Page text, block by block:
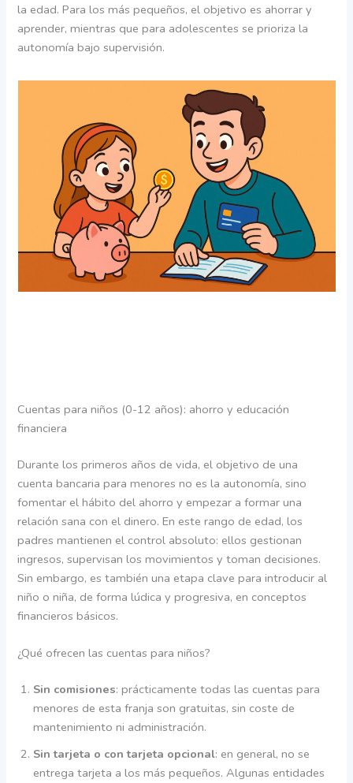
la edad. Para los más pequeños, el objetivo es ahorrar y
aprender, mientras que para adolescentes se prioriza la
autonomía bajo supervisión.
Cuentas para niños (0-12 años): ahorro y educación
financiera
Durante los primeros años de vida, el objetivo de una
cuenta bancaria para menores no es la autonomía, sino
fomentar el hábito del ahorro y empezar a formar una
relación sana con el dinero. En este rango de edad, los
padres mantienen el control absoluto: ellos gestionan
ingresos, supervisan los movimientos y toman decisiones.
Sin embargo, es también una etapa clave para introducir al
niño o niña, de forma lúdica y progresiva, en conceptos
financieros básicos.
¿Qué ofrecen las cuentas para niños?
Sin comisiones: prácticamente todas las cuentas para
menores de esta franja son gratuitas, sin coste de
mantenimiento ni administración.
Sin tarjeta o con tarjeta opcional: en general, no se
entrega tarjeta a los más pequeños. Algunas entidades